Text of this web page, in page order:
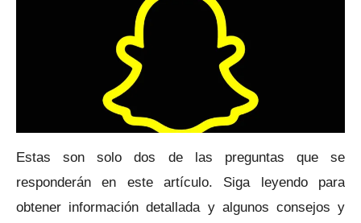
Estas son solo dos de las preguntas que se
responderán en este artículo. Siga leyendo para
obtener información detallada y algunos consejos y